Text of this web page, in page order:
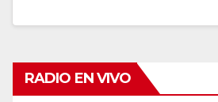
RADIO EN VIVO